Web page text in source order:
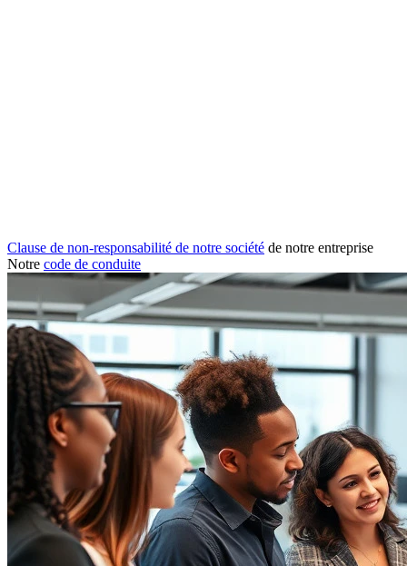
Clause de non-responsabilité de notre société de notre entreprise
Notre code de conduite